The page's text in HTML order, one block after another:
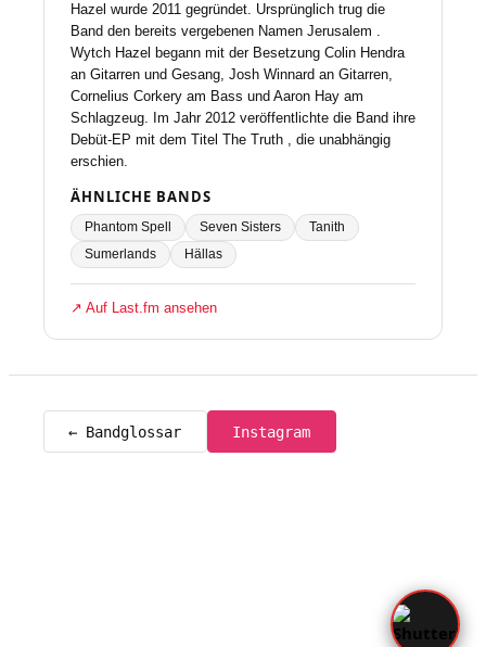
Hazel wurde 2011 gegründet. Ursprünglich trug die
Band den bereits vergebenen Namen Jerusalem .
Wytch Hazel begann mit der Besetzung Colin Hendra
an Gitarren und Gesang, Josh Winnard an Gitarren,
Cornelius Corkery am Bass und Aaron Hay am
Schlagzeug. Im Jahr 2012 veröffentlichte die Band ihre
Debüt-EP mit dem Titel The Truth , die unabhängig
erschien.
ÄHNLICHE BANDS
Phantom Spell Seven Sisters
Tanith
Sumerlands
Hällas
↗ Auf Last.fm ansehen
← Bandglossar Instagram